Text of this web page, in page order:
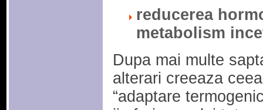
reducerea
metabolism
Dupa mai multe
alterari creeaza
“adaptare